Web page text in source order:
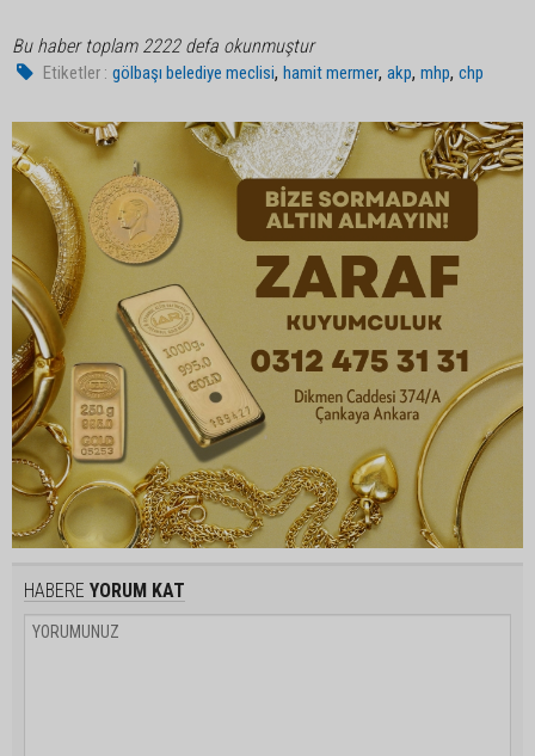
Bu haber toplam 2222 defa okunmuştur
Etiketler : gölbaşı belediye meclisi,hamit mermer,akp,mhp,chp
HABERE YORUM KAT